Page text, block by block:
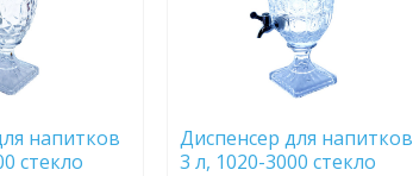
напитков
стекло
Диспенсер для напитков
3 л, 1020-3000 стекло